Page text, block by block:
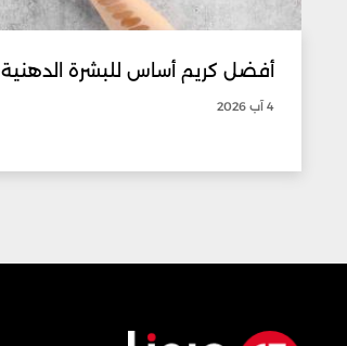
أفضل كريم أساس للبشرة الدهنية
4 آب 2026